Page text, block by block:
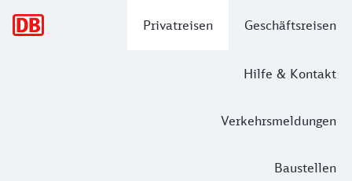
Privatreisen Geschäftsreisen
Hilfe & Kontakt
Verkehrsmeldungen
Baustellen